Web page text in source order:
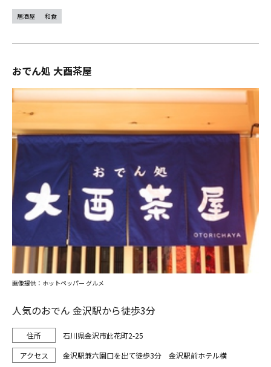
居酒屋 和食
おでん処 大酉茶屋
人気のおでん 金沢駅から徒歩3分
石川県金沢市此花町2-25
金沢駅兼六園口を出て徒歩3分 金沢駅前ホテル横
画像提供：ホットペッパー グルメ